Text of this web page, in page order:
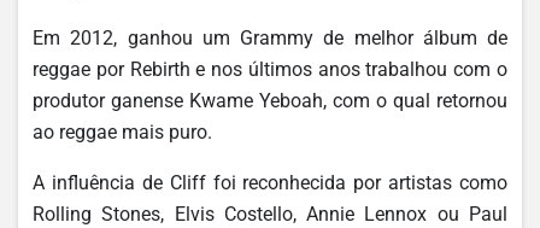
Em 2012, ganhou um Grammy de melhor álbum de
reggae por Rebirth e nos últimos anos trabalhou com o
produtor ganense Kwame Yeboah, com o qual retornou
ao reggae mais puro.
A influência de Cliff foi reconhecida por artistas como
Rolling Stones, Elvis Costello, Annie Lennox ou Paul